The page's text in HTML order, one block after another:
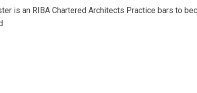
is an RIBA Chartered Architects Practice bars to